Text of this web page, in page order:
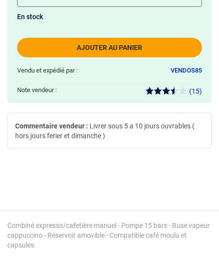
Combiné expresso/cafetière manuel - Pompe 15 bars - Buse vapeur
cappuccino - Réservoir amovible - Compatible café moulu et
capsules
AJOUTER AU PANIER
En stock
Vendu et expédié par : VENDOS85
Note vendeur : (15)
Commentaire vendeur : Livrer sous 5 a 10 jours ouvrables (
hors jours ferier et dimanche )